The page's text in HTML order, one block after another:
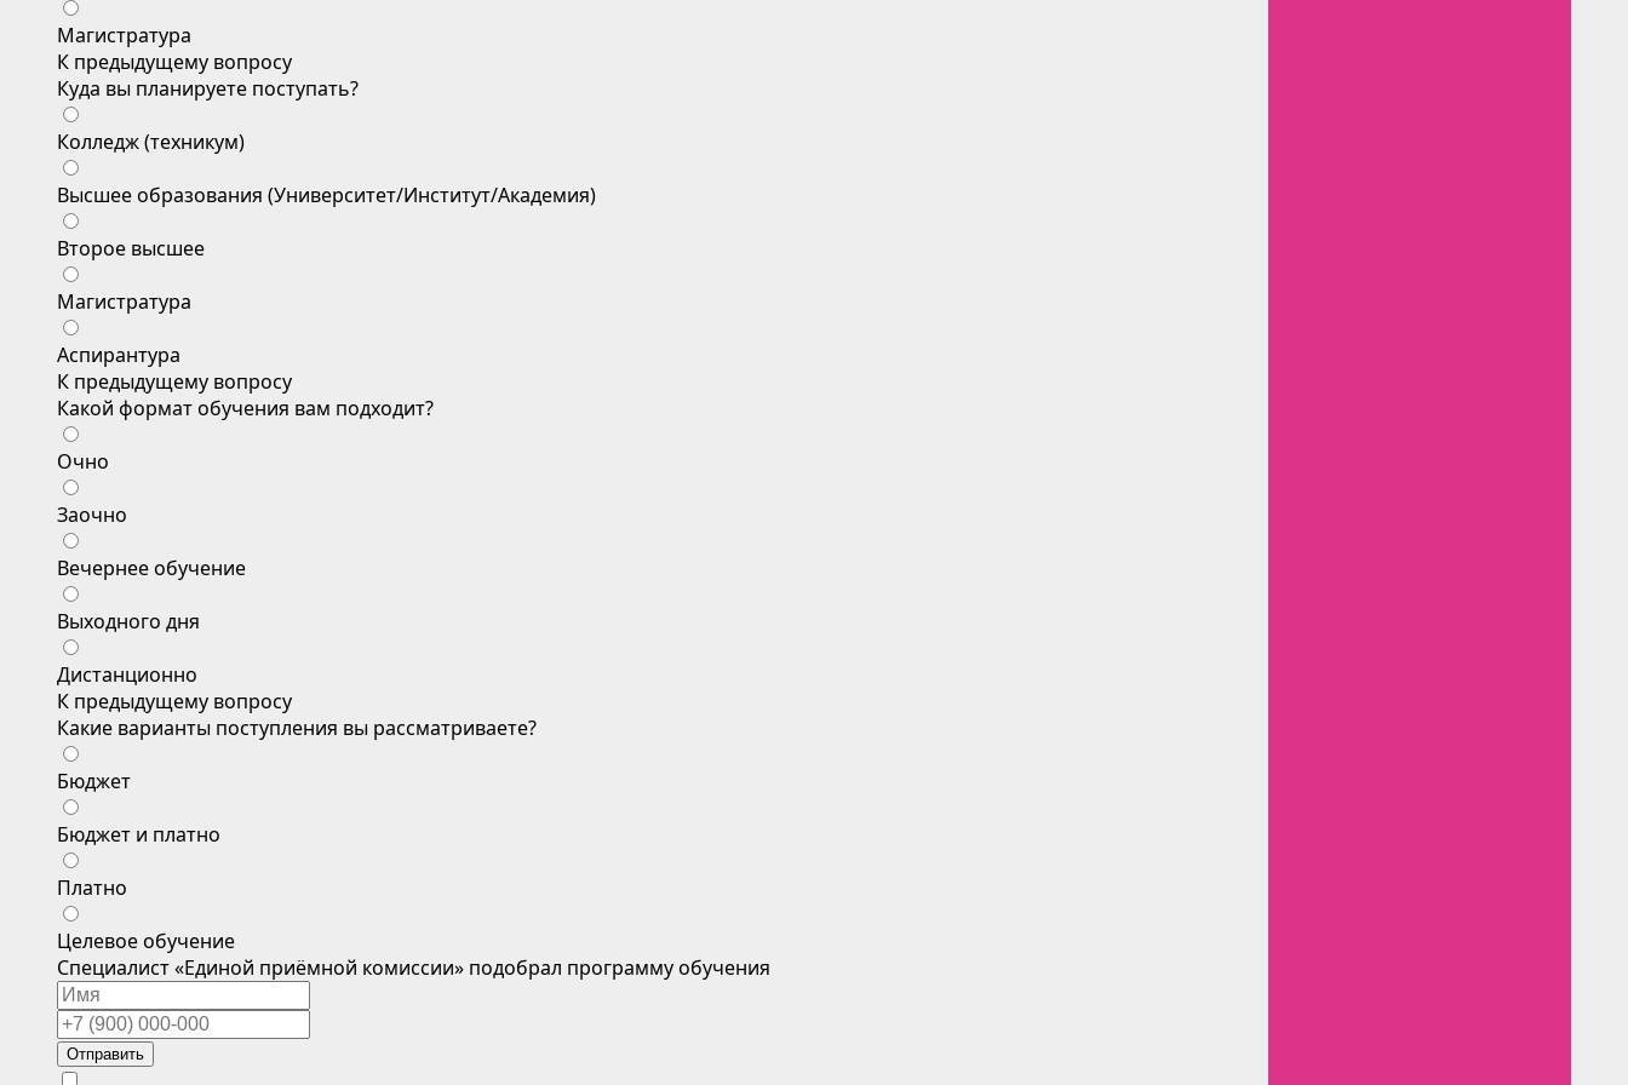
Магистратура
К предыдущему вопросу
Куда вы планируете поступать?
Колледж (техникум)
Высшее образования (Университет/Институт/Академия)
Второе высшее
Магистратура
Аспирантура
К предыдущему вопросу
Какой формат обучения вам подходит?
Очно
Заочно
Вечернее обучение
Выходного дня
Дистанционно
К предыдущему вопросу
Какие варианты поступления вы рассматриваете?
Бюджет
Бюджет и платно
Платно
Целевое обучение
Специалист «Единой приёмной комиссии» подобрал программу обучения
Отправить